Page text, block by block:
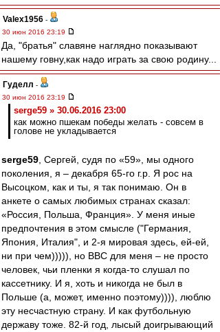
Valex1956 -
30 июн 2016 23:19
Да, "братья" славяне наглядно показывают
нашему говну,как надо играть за свою родину...
Гуделл -
30 июн 2016 23:19
serge59 » 30.06.2016 23:00
как можно пшекам победы желать - совсем в
голове не укладывается
serge59 , Сергей, судя по «59», мы одного
поколения, я – декабря 65-го г.р. Я рос на
Высоцком, как и ты, я так понимаю. Он в
анкете о самых любимых странах сказал:
«Россия, Польша, Франция». У меня иные
предпочтения в этом смысле ("Германия,
Япония, Италия", и 2-я мировая здесь, ей-ей,
ни при чем))))), но ВВС для меня – не просто
человек, чьи пленки я когда-то слушал по
кассетнику. И я, хоть и никогда не был в
Польше (а, может, именно поэтому)))), люблю
эту несчастную страну. И как футбольную
державу тоже. 82-й год, лысый доигрывающий